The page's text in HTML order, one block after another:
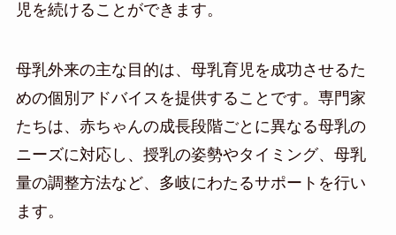
児を続けることができます。
母乳外来の主な目的は、母乳育児を成功させるた
めの個別アドバイスを提供することです。専門家
たちは、赤ちゃんの成長段階ごとに異なる母乳の
ニーズに対応し、授乳の姿勢やタイミング、母乳
量の調整方法など、多岐にわたるサポートを行い
ます。